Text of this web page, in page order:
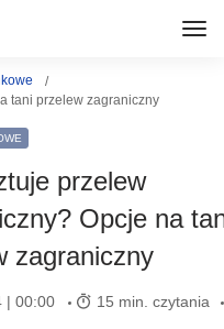
tani przelew zagraniczny
przelew
Opcje na
zagraniczny
| 00:00
15 min. czytania